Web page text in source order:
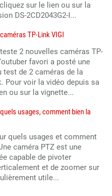
sur le lien ou sur la
DS-2CD2043G2-I...
TP-Link VIGI
2 nouvelles caméras TP-
favori a posté une
test de 2 caméras de la
Pour voir la vidéo depuis sa
ou sur la vignette...
usages, comment bien la
quels usages et comment
caméra PTZ est une
capable de pivoter
et de zoomer sur
utile...